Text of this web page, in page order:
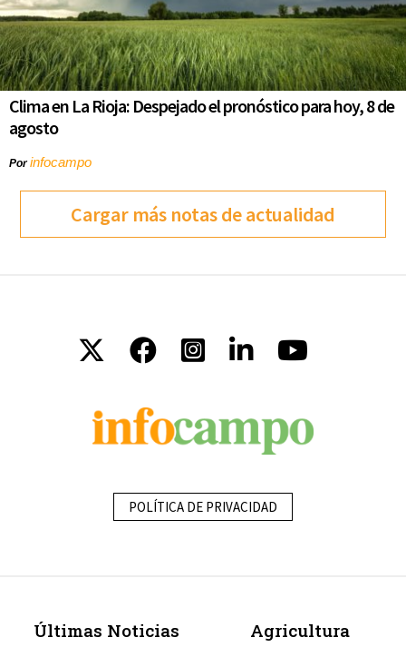
Clima en La Rioja: Despejado el pronóstico para hoy, 8 de
agosto
Porinfocampo
Cargar más notas de actualidad
POLÍTICA DE PRIVACIDAD
Últimas Noticias
Agricultura